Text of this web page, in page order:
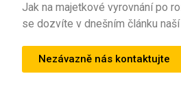
Jak na majetkové vyrovnání po
se dozvíte v dnešním článku
Nezávazně nás kontaktujte